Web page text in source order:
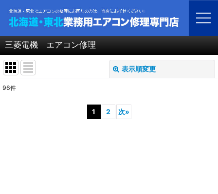
ホーム > 北海道・青森・岩手・秋田・宮城・山形・福島・業務用エアコン修理
三菱電機 エアコン修理
三菱電機 エアコン修理
表示順変更
96件
1 2 次»